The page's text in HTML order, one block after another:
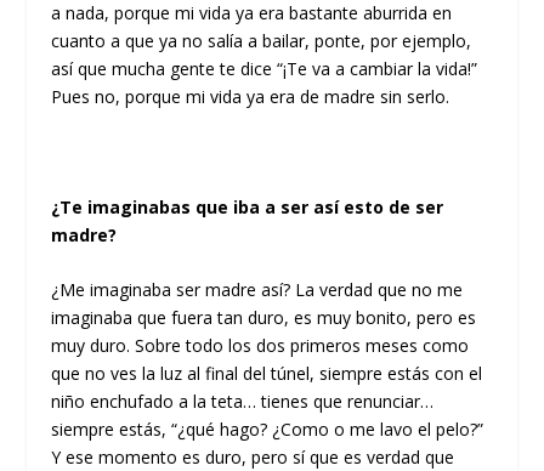
a nada, porque mi vida ya era bastante aburrida en
cuanto a que ya no salía a bailar, ponte, por ejemplo,
así que mucha gente te dice “¡Te va a cambiar la vida!”
Pues no, porque mi vida ya era de madre sin serlo.
¿Te imaginabas que iba a ser así esto de ser
madre?
¿Me imaginaba ser madre así? La verdad que no me
imaginaba que fuera tan duro, es muy bonito, pero es
muy duro. Sobre todo los dos primeros meses como
que no ves la luz al final del túnel, siempre estás con el
niño enchufado a la teta… tienes que renunciar…
siempre estás, “¿qué hago? ¿Como o me lavo el pelo?”
Y ese momento es duro, pero sí que es verdad que